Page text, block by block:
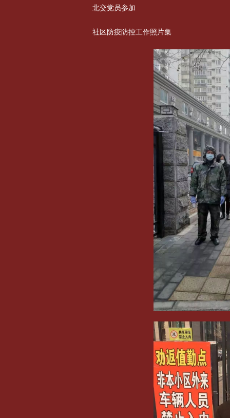
北交党员参加
社区防疫防控工作照片集